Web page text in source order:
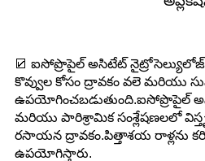
☑ ఐసోప్రొపైల్ అసిటేట్ నైట్రోసెల్యులోజ్,
కొవ్వుల కోసం ద్రావకం వలె మరియు
ఉపయోగించబడుతుంది.ఐసోప్రొపైల్
మరియు పారిశ్రామిక సంశ్లేషణలలో
రసాయన ద్రావకం.పిత్తాశయ రాళ్లను
ఉపయోగిస్తారు.